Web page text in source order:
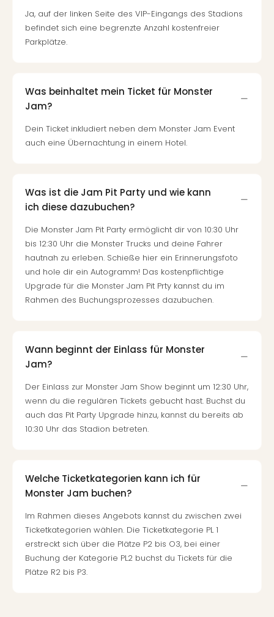
Ja, auf der linken Seite des VIP-Eingangs des Stadions
befindet sich eine begrenzte Anzahl kostenfreier
Parkplätze.
Was beinhaltet mein Ticket für Monster
Jam?
Dein Ticket inkludiert neben dem Monster Jam Event
auch eine Übernachtung in einem Hotel.
Was ist die Jam Pit Party und wie kann
ich diese dazubuchen?
Die Monster Jam Pit Party ermöglicht dir von 10:30 Uhr
bis 12:30 Uhr die Monster Trucks und deine Fahrer
hautnah zu erleben. Schieße hier ein Erinnerungsfoto
und hole dir ein Autogramm! Das kostenpflichtige
Upgrade für die Monster Jam Pit Prty kannst du im
Rahmen des Buchungsprozesses dazubuchen.
Wann beginnt der Einlass für Monster
Jam?
Der Einlass zur Monster Jam Show beginnt um 12:30 Uhr,
wenn du die regulären Tickets gebucht hast. Buchst du
auch das Pit Party Upgrade hinzu, kannst du bereits ab
10:30 Uhr das Stadion betreten.
Welche Ticketkategorien kann ich für
Monster Jam buchen?
Im Rahmen dieses Angebots kannst du zwischen zwei
Ticketkategorien wählen. Die Ticketkategorie PL 1
erstreckt sich über die Plätze P2 bis O3, bei einer
Buchung der Kategorie PL2 buchst du Tickets für die
Plätze R2 bis P3.